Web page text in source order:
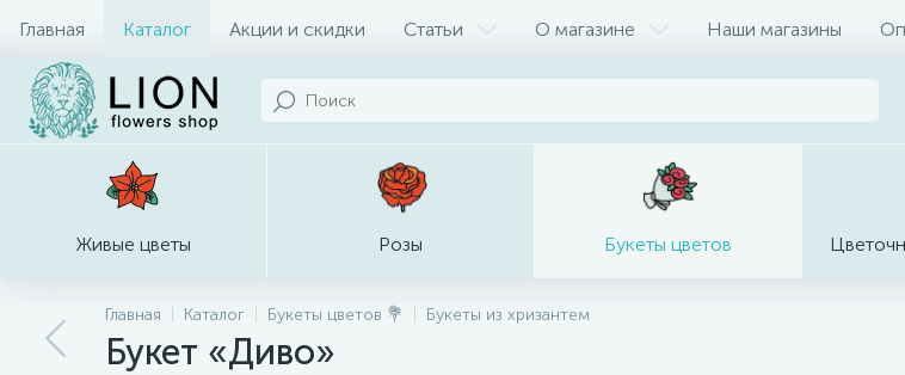
Главная Каталог Акции и скидки Статьи О магазине Наши магазины
Живые цветы Розы Букеты цветов
Главная Каталог Букеты цветов 💐 Букеты из хризантем
Букет «Диво»